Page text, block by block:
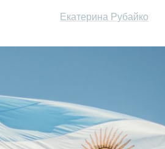
Екатерина Рубайко